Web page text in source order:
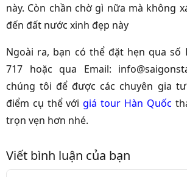
này. Còn chần chờ gì nữa mà không
đến đất nước xinh đẹp này
Ngoài ra, bạn có thể đặt hẹn qua số
717 hoặc qua Email:
chúng tôi để được các chuyên gia
điểm cụ thể vớigiá tour Hàn Quốc
trọn vẹn hơn nhé.
Viết bình luận của bạn